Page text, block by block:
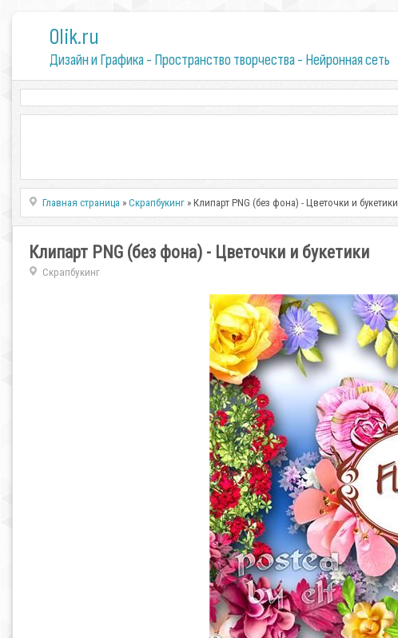
0lik.ru
Дизайн и Графика - Пространство творчества - Нейронная сеть
Главная страница »Скрапбукинг » Клипарт PNG (без фона) - Цветочки и букетики
Клипарт PNG (без фона) - Цветочки и букетики
Скрапбукинг